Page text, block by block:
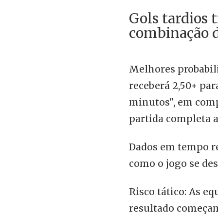
Gols tardios
combinação
Melhores
receberá 2,50+
minutos", em
partida completa
Dados em tempo
como o jogo se
Risco tático: As
resultado